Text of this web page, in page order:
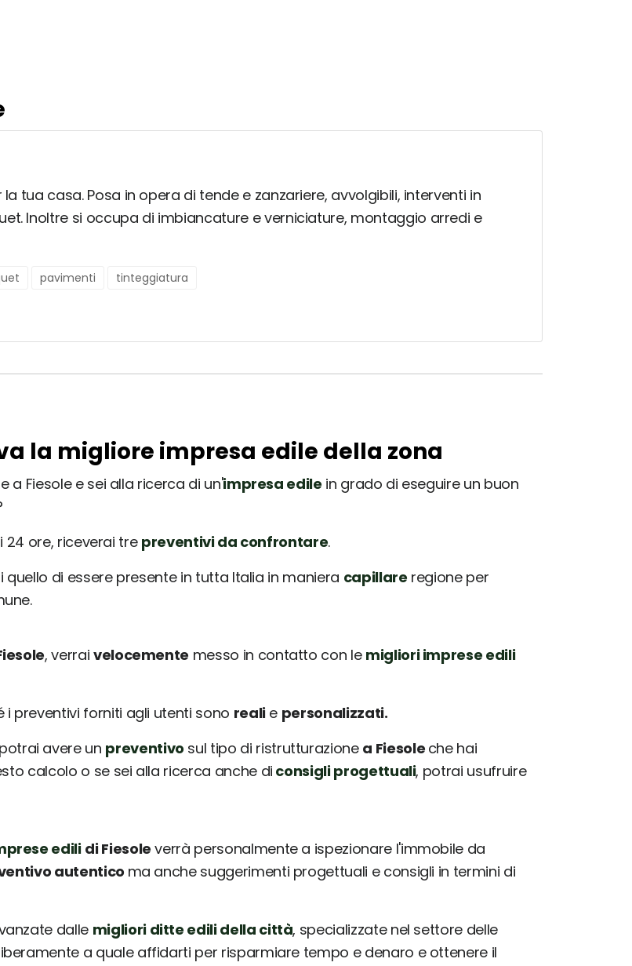
tua casa. Posa in opera di tende e zanzariere, avvolgibili, interventi in
Inoltre si occupa di imbiancature e verniciature, montaggio arredi e
pavimenti tinteggiatura
la migliore impresa edile della zona
a Fiesole e sei alla ricerca di un'impresa edile in grado di eseguire un buon
24 ore, riceverai tre preventivi da confrontare.
quello di essere presente in tutta Italia in maniera capillare regione per
, verrai velocemente messo in contatto con le migliori imprese edili
preventivi forniti agli utenti sono realie personalizzati.
avere un preventivo sul tipo di ristrutturazione a Fiesole che hai
calcolo o se sei alla ricerca anche diconsigli progettuali, potrai usufruire
edili di Fiesole verrà personalmente a ispezionare l'immobile da
autentico ma anche suggerimenti progettuali e consigli in termini di
dalle migliori ditte edili della città, specializzate nel settore delle
a quale affidarti per risparmiare tempo e denaro e ottenere il